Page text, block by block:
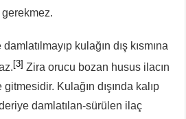
gerekmez.
kulağın dış kısmına
[3] Zira orucu bozan husus ilacın
Kulağın dışında kalıp
damlatılan-sürülen ilaç